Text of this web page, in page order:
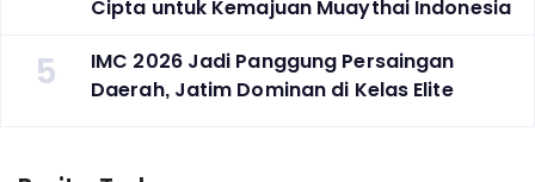
Cipta untuk Kemajuan Muaythai Indonesia
5
‎IMC 2026 Jadi Panggung Persaingan
Daerah, Jatim Dominan di Kelas Elite